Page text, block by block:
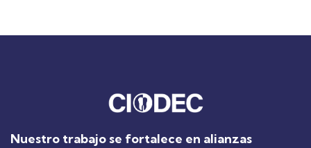
Nuestro trabajo se fortalece en alianzas